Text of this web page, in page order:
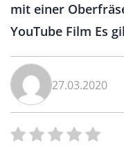
mit einer
YouTube Film Es
27.03.2020